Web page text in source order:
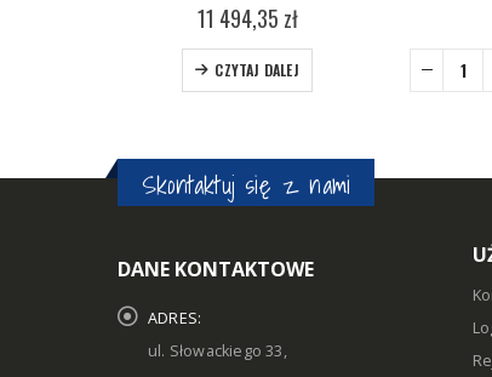
11 494,35 zł
CZYTAJ DALEJ
Skontaktuj się z nami
DANE KONTAKTOWE
ADRES:
ul. Słowackiego 33,